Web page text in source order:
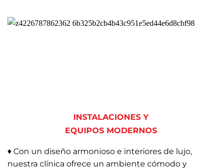
INSTALACIONES Y
EQUIPOS MODERNOS
♦ Con un diseño armonioso e interiores de lujo,
nuestra clínica ofrece un ambiente cómodo y